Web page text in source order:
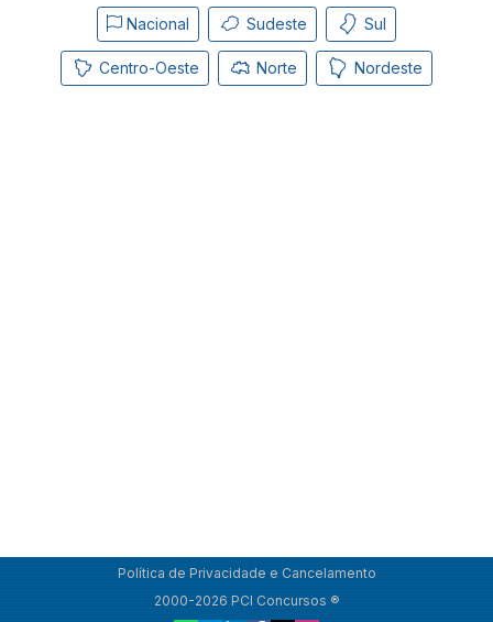
Nacional Sudeste Sul
Centro-Oeste Norte Nordeste
Política de Privacidade e Cancelamento
2000-2026 PCI Concursos ®